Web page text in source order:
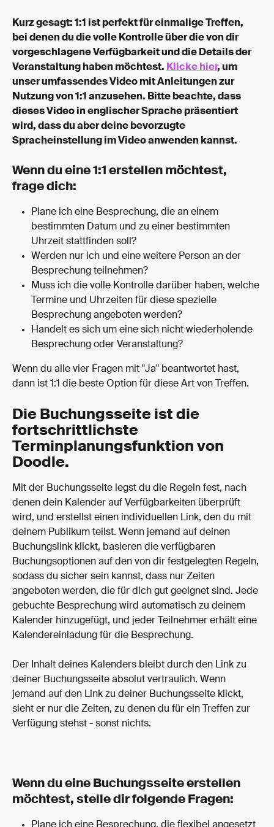
Kurz gesagt: 1:1 ist perfekt für einmalige Treffen,
bei denen du die volle Kontrolle über die von dir
vorgeschlagene Verfügbarkeit und die Details der
Veranstaltung haben möchtest. Klicke hier, um
unser umfassendes Video mit Anleitungen zur
Nutzung von 1:1 anzusehen. Bitte beachte, dass
dieses Video in englischer Sprache präsentiert
wird, dass du aber deine bevorzugte
Spracheinstellung im Video anwenden kannst.
Wenn du eine 1:1 erstellen möchtest,
frage dich:
Plane ich eine Besprechung, die an einem
bestimmten Datum und zu einer bestimmten
Uhrzeit stattfinden soll?
Werden nur ich und eine weitere Person an der
Besprechung teilnehmen?
Muss ich die volle Kontrolle darüber haben, welche
Termine und Uhrzeiten für diese spezielle
Besprechung angeboten werden?
Handelt es sich um eine sich nicht wiederholende
Besprechung oder Veranstaltung?
Wenn du alle vier Fragen mit "Ja" beantwortet hast,
dann ist 1:1 die beste Option für diese Art von Treffen.
Die Buchungsseite ist die
fortschrittlichste
Terminplanungsfunktion von
Doodle.
Mit der Buchungsseite legst du die Regeln fest, nach
denen dein Kalender auf Verfügbarkeiten überprüft
wird, und erstellst einen individuellen Link, den du mit
deinem Publikum teilst. Wenn jemand auf deinen
Buchungslink klickt, basieren die verfügbaren
Buchungsoptionen auf den von dir festgelegten Regeln,
sodass du sicher sein kannst, dass nur Zeiten
angeboten werden, die für dich gut geeignet sind. Jede
gebuchte Besprechung wird automatisch zu deinem
Kalender hinzugefügt, und jeder Teilnehmer erhält eine
Kalendereinladung für die Besprechung.
Der Inhalt deines Kalenders bleibt durch den Link zu
deiner Buchungsseite absolut vertraulich. Wenn
jemand auf den Link zu deiner Buchungsseite klickt,
sieht er nur die Zeiten, zu denen du für ein Treffen zur
Verfügung stehst - sonst nichts.
Wenn du eine Buchungsseite erstellen
möchtest, stelle dir folgende Fragen: